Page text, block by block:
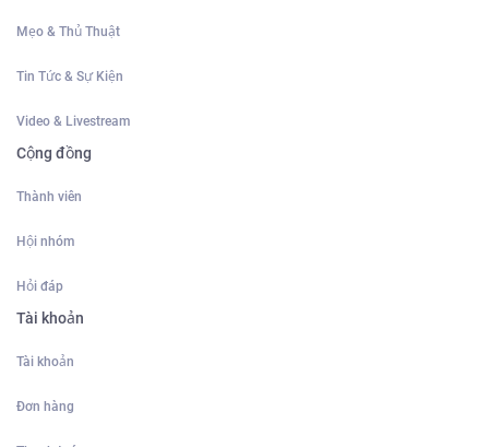
Mẹo & Thủ Thuật
Tin Tức & Sự Kiện
Video & Livestream
Cộng đồng
Thành viên
Hội nhóm
Hỏi đáp
Tài khoản
Tài khoản
Đơn hàng